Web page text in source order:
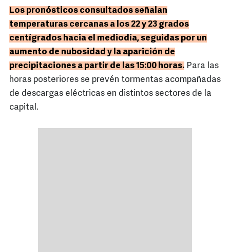
Los pronósticos consultados señalan
temperaturas cercanas a los 22 y 23 grados
centígrados hacia el mediodía, seguidas por un
aumento de nubosidad y la aparición de
precipitaciones a partir de las 15:00 horas. Para las
horas posteriores se prevén tormentas acompañadas
de descargas eléctricas en distintos sectores de la
capital.